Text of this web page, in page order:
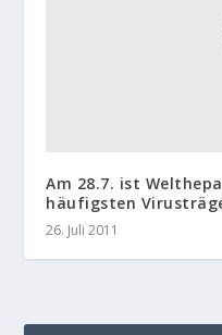
Am 28.7. ist
häufigsten
26. Juli 2011